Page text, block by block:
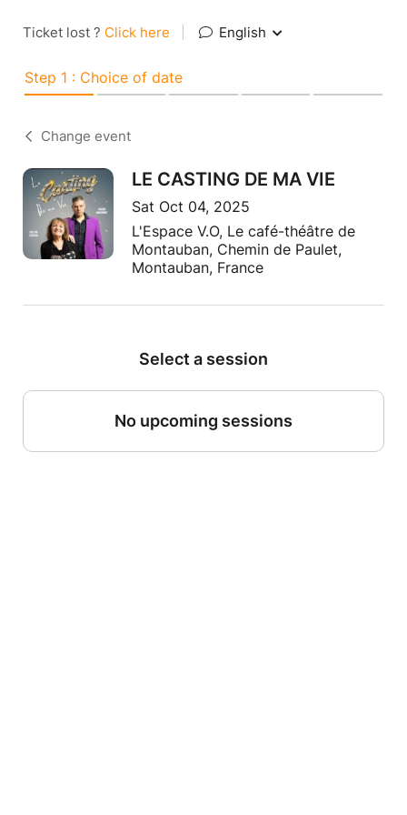
Ticket lost ? Click here English
Step 1 : Choice of date
Change event
LE CASTING DE MA VIE
Sat Oct 04, 2025
L'Espace V.O, Le café-théâtre de
Montauban, Chemin de Paulet,
Montauban, France
Select a session
No upcoming sessions